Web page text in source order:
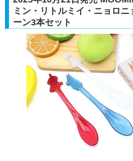
ミン・リトルミイ・ニョロ
ーン3本セット